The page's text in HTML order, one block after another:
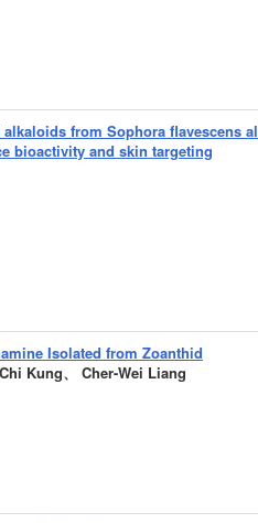
from Sophora flavescens
bioactivity and skin targeting
Isolated from Zoanthid
Kung、 Cher-Wei Liang